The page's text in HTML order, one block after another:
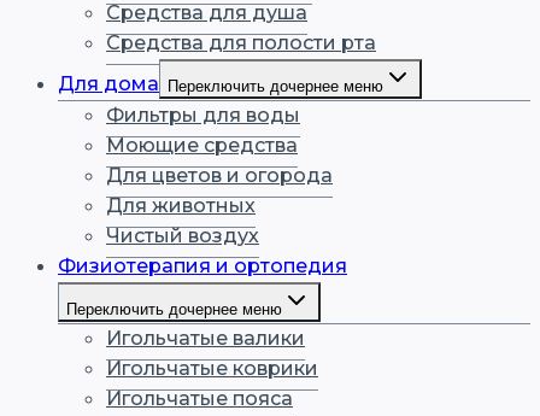
Средства для душа
Средства для полости рта
Для дома Переключить дочернее меню
Фильтры для воды
Моющие средства
Для цветов и огорода
Для животных
Чистый воздух
Физиотерапия и ортопедия
Переключить дочернее меню
Игольчатые валики
Игольчатые коврики
Игольчатые пояса